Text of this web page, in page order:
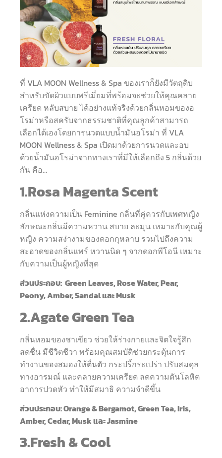
ที่ VLA MOON Wellness & Spa ของเราก็ยังมีวัตถุดิบ
สำหรับขัดผิวแบบพรีเมี่ยมที่พร้อมจะช่วยให้คุณคลาย
เครียด หลับสบาย ได้อย่างแท้จริงด้วยกลิ่นหอมของอ
โรม่าหรือสครับจากธรรมชาติที่คุณลูกค้าสามารถ
เลือกได้เองโดยการนวดแบบน้ำมันอโรม่า ที่ VLA
MOON Wellness & Spa เปิดมาด้วยการนวดและอบ
ด้วยน้ำมันอโรม่าจากทางเราที่มีให้เลือกถึง 5 กลิ่นด้วย
กัน คือ…
1.Rosa Magenta Scent
กลิ่นแห่งความเป็น Feminine กลิ่นที่คู่ควรกับเพศหญิง
ลักษณะกลิ่นมีความหวาน สบาย ละมุน เหมาะกับคุณผู้
หญิง ความสง่างามของดอกกุหลาบ รวมไปถึงความ
สะอาดของกลิ่นแพร์ หวานนิด ๆ จากดอกพีโอนี เหมาะ
กับความเป็นผู้หญิงที่สุด
ส่วนประกอบ: Green Leaves, Rose Water, Pear,
Peony, Amber, Sandal และ Musk
2.Agate Green Tea
กลิ่นหอมของชาเขียว ช่วยให้ร่างกายและจิตใจรู้สึก
สดชื่น มีชีวิตชีวา พร้อมคุณสมบัติช่วยกระตุ้นการ
ทำงานของสมองให้ตื่นตัว กระปรี้กระเปร่า ปรับสมดุล
ทางอารมณ์ และคลายความเครียด ลดความดันโลหิต
อาการปวดหัว ทำให้มีสมาธิ ความจำดีขึ้น
ส่วนประกอบ: Orange & Bergamot, Green Tea, Iris,
Amber, Cedar, Musk และ Jasmine
3.Fresh & Cool